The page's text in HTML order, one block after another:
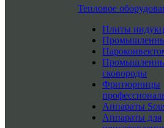
Тепловое
Плиты
сковороды
Фритюрницы
Аппараты
Аппараты для